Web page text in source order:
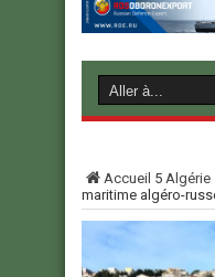
Accueil 5 Algérie
maritime algéro-